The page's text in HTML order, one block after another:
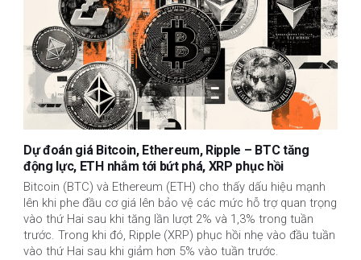
Dự đoán giá Bitcoin, Ethereum, Ripple – BTC tăng
động lực, ETH nhắm tới bứt phá, XRP phục hồi
Bitcoin (BTC) và Ethereum (ETH) cho thấy dấu hiệu mạnh
lên khi phe đầu cơ giá lên bảo vệ các mức hỗ trợ quan trọng
vào thứ Hai sau khi tăng lần lượt 2% và 1,3% trong tuần
trước. Trong khi đó, Ripple (XRP) phục hồi nhẹ vào đầu tuần
vào thứ Hai sau khi giảm hơn 5% vào tuần trước.